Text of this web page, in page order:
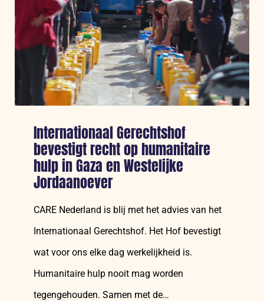
Soedanezen
in
levensgevaar
Internationaal Gerechtshof
bevestigt recht op humanitaire
hulp in Gaza en Westelijke
Jordaanoever
CARE Nederland is blij met het advies van het
Internationaal Gerechtshof. Het Hof bevestigt
wat voor ons elke dag werkelijkheid is.
Humanitaire hulp nooit mag worden
tegengehouden. Samen met de…